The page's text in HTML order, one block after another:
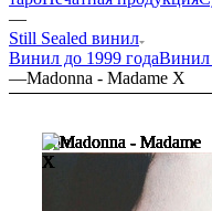
—
Still Sealed винил
Винил до 1999 годаВинил
—Madonna - Madame X
Топ